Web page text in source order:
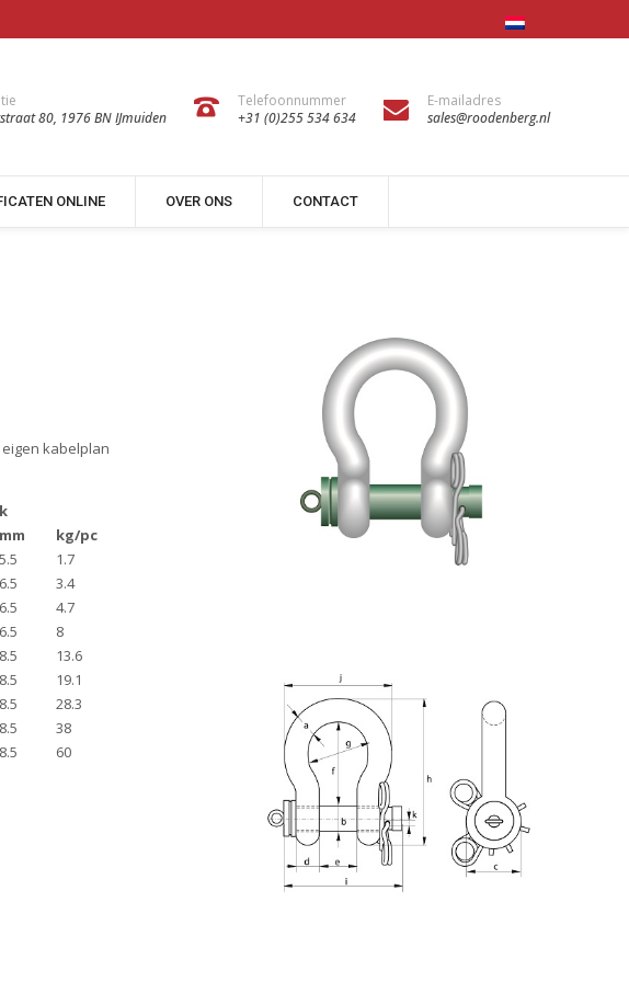
80, 1976 BN IJmuiden
Telefoonnummer
+31 (0)255 534 634
E-mailadres
sales@roodenberg.nl
ONLINE OVER ONS CONTACT
kabelplan
k
mm
kg/pc
5.5
1.7
6.5
3.4
6.5
4.7
6.5
8
8.5
13.6
8.5
19.1
8.5
28.3
8.5
38
8.5 60